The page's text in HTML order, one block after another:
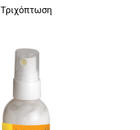
Τριχόπτωση